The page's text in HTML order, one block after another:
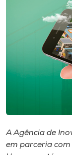
Biblioteca
Museu
Unoesc
A Agência de
em parceria